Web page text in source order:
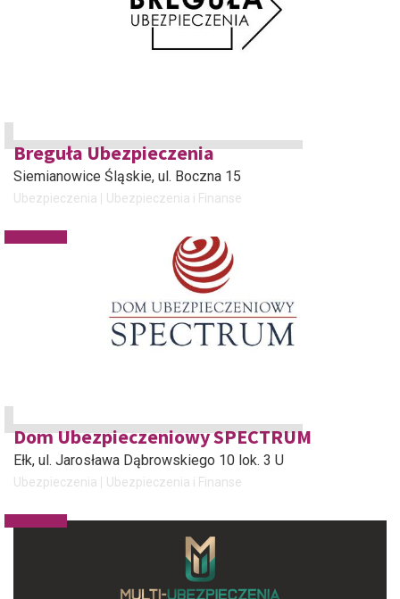
Breguła Ubezpieczenia
Siemianowice Śląskie, ul. Boczna 15
Ubezpieczenia Ubezpieczenia i Finanse
Dom Ubezpieczeniowy SPECTRUM
Ełk, ul. Jarosława Dąbrowskiego 10 lok. 3 U
Ubezpieczenia Ubezpieczenia i Finanse